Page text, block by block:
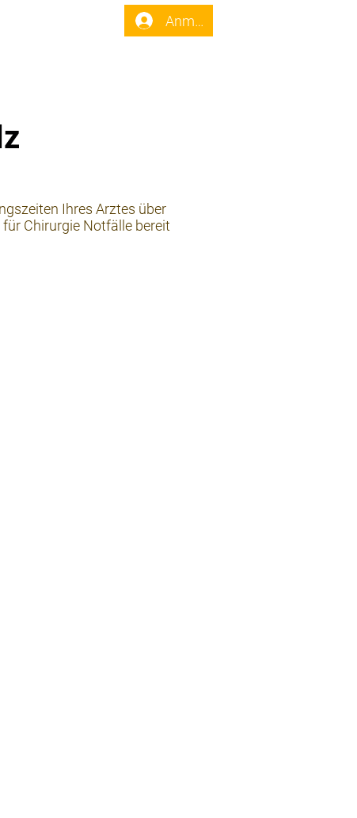
Anmelden
Ihres Arztes über
Chirurgie Notfälle bereit